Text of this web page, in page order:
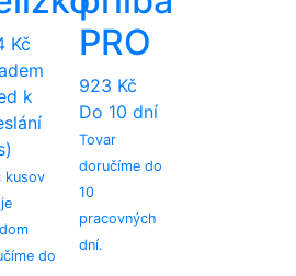
Kč
k
kusov
do
PRO
923 Kč
Do 10 dní
Tovar
doručíme do
10
pracovných
dní.